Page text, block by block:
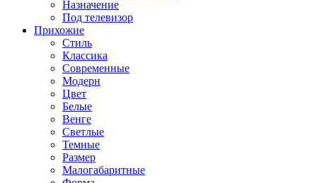
Назначение
Под телевизор
Прихожие
Стиль
Классика
Современные
Модерн
Цвет
Белые
Венге
Светлые
Темные
Размер
Малогабаритные